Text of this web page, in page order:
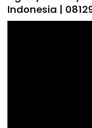
Indonesia |